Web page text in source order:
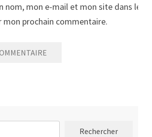
nom, mon e-mail et mon site dans le
mon prochain commentaire.
Rechercher